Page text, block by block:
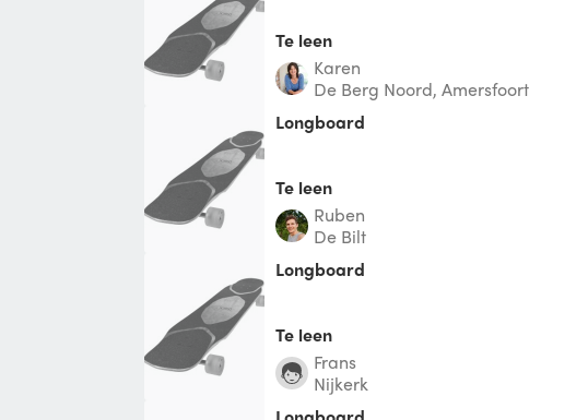
Te leen
Karen
De Berg Noord, Amersfoort
Longboard
Te leen
Ruben
De Bilt
longboard
Te leen
Frans
Nijkerk